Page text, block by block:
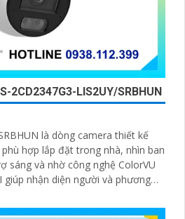
2CD2347G3-LIS2UY/SRBHUN
là dòng camera thiết kế
hợp lắp đặt trong nhà, nhìn ban
sáng và nhờ công nghệ ColorVU
giúp nhận diện người và phương